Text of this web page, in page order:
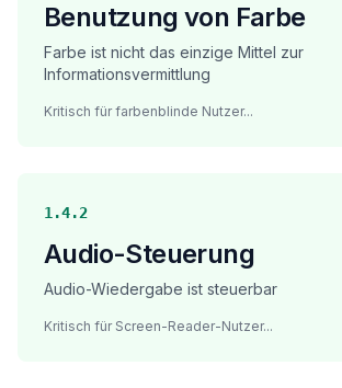
Benutzung von Farbe
Farbe ist nicht das einzige Mittel zur
Informationsvermittlung
Kritisch für farbenblinde Nutzer...
1.4.2
Audio-Steuerung
Audio-Wiedergabe ist steuerbar
Kritisch für Screen-Reader-Nutzer...